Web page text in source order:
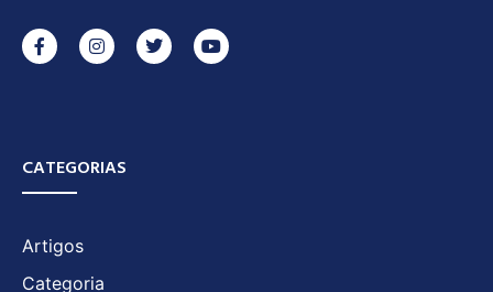
CATEGORIAS
Artigos
Categoria